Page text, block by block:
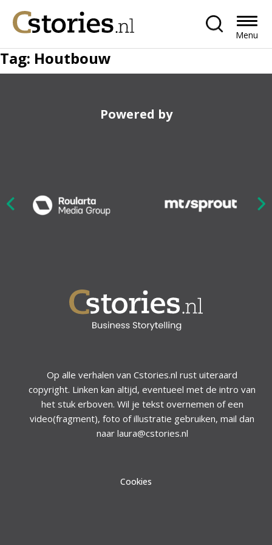
Menu
Tag: Houtbouw
Powered by
Op alle verhalen van Cstories.nl rust uiteraard
copyright. Linken kan altijd, eventueel met de intro van
het stuk erboven. Wil je tekst overnemen of een
video(fragment), foto of illustratie gebruiken, mail dan
naar laura@cstories.nl
Cookies